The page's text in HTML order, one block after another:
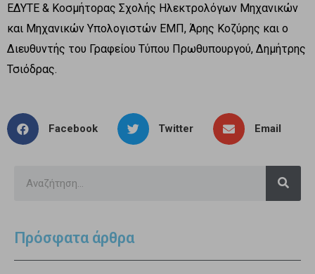
ΕΔΥΤΕ & Κοσμήτορας Σχολής Ηλεκτρολόγων Μηχανικών
και Μηχανικών Υπολογιστών ΕΜΠ, Άρης Κοζύρης και ο
Διευθυντής του Γραφείου Τύπου Πρωθυπουργού, Δημήτρης
Τσιόδρας.
Facebook Twitter Email
Πρόσφατα άρθρα